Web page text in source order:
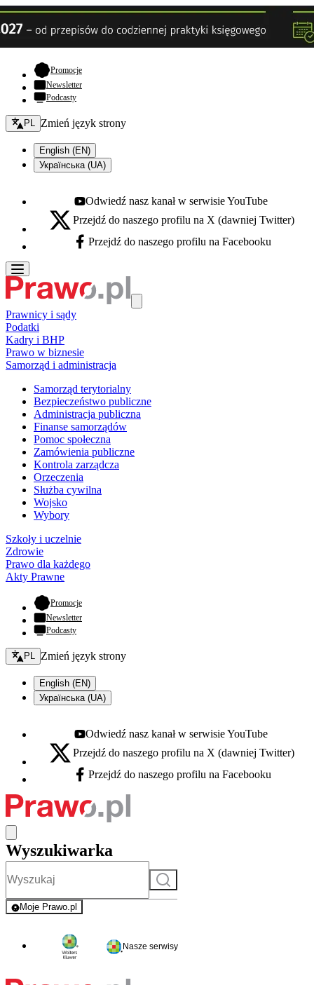
Promocje- otwiera się w nowej karcie
Newsletter
Podcasty
Zmień język - bieżący:
PL Zmień język strony
English (EN)
Українська (UA)
Youtube - otwiera się w nowej karcie
Odwiedź nasz kanał w serwisie YouTube
X - otwiera się w nowej karcie
Przejdź do naszego profilu na X (dawniej Twitter)
Facebook - otwiera się w nowej karcie
Przejdź do naszego profilu na Facebooku
Prawnicy i sądy
Podatki
Kadry i BHP
Prawo w biznesie
Samorząd i administracja
Samorząd terytorialny
Bezpieczeństwo publiczne
Administracja publiczna
Finanse samorządów
Pomoc społeczna
Zamówienia publiczne
Kontrola zarządcza
Orzeczenia
Służba cywilna
Wojsko
Wybory
Szkoły i uczelnie
Zdrowie
Prawo dla każdego
Akty Prawne
Promocje- otwiera się w nowej karcie
Newsletter
Podcasty
Zmień język - bieżący:
PL Zmień język strony
English (EN)
Українська (UA)
Youtube - otwiera się w nowej karcie
Odwiedź nasz kanał w serwisie YouTube
X - otwiera się w nowej karcie
Przejdź do naszego profilu na X (dawniej Twitter)
Facebook - otwiera się w nowej karcie
Przejdź do naszego profilu na Facebooku
Wyszukiwarka
Szukaj
Moje Prawo.pl
- rejestracja i logowanie do serwisu
Nasze serwisy